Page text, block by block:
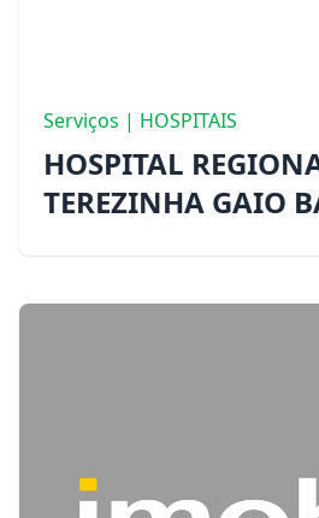
Serviços | HOSPITAIS
HOSPITAL
TEREZINHA GAIO